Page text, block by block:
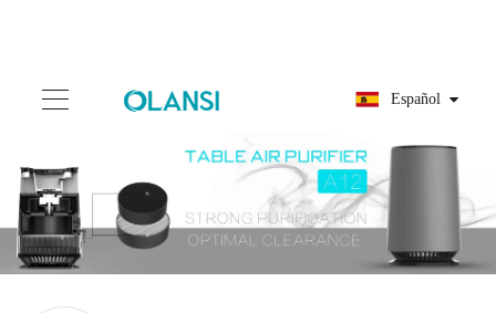
RICA EXPERIENCIA